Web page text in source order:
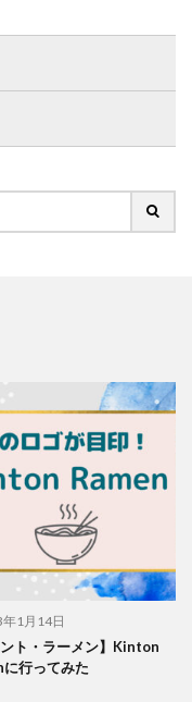
1月14日
ント・ラーメン】Kinton
に行ってみた